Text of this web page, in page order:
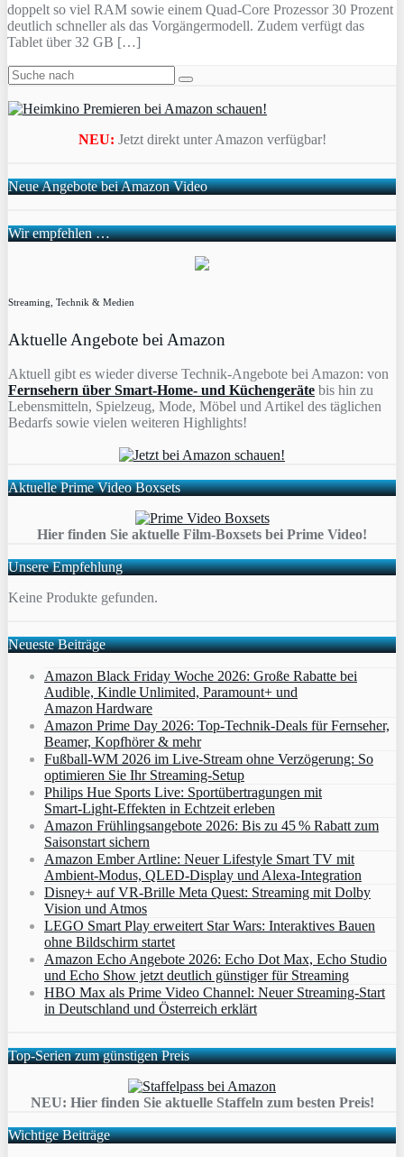
doppelt so viel RAM sowie einem Quad-Core Prozessor 30 Prozent
deutlich schneller als das Vorgängermodell. Zudem verfügt das
Tablet über 32 GB […]
NEU: Jetzt direkt unter Amazon verfügbar!
Neue Angebote bei Amazon Video
Wir empfehlen …
Streaming, Technik & Medien
Aktuelle Angebote bei Amazon
Aktuell gibt es wieder diverse Technik-Angebote bei Amazon: von
Fernsehern über Smart-Home- und Küchengeräte bis hin zu
Lebensmitteln, Spielzeug, Mode, Möbel und Artikel des täglichen
Bedarfs sowie vielen weiteren Highlights!
Aktuelle Prime Video Boxsets
Hier finden Sie aktuelle Film-Boxsets bei Prime Video!
Unsere Empfehlung
Keine Produkte gefunden.
Neueste Beiträge
Amazon Black Friday Woche 2026: Große Rabatte bei
Audible, Kindle Unlimited, Paramount+ und
Amazon Hardware
Amazon Prime Day 2026: Top-Technik-Deals für Fernseher,
Beamer, Kopfhörer & mehr
Fußball-WM 2026 im Live-Stream ohne Verzögerung: So
optimieren Sie Ihr Streaming-Setup
Philips Hue Sports Live: Sportübertragungen mit
Smart‑Light‑Effekten in Echtzeit erleben
Amazon Frühlingsangebote 2026: Bis zu 45 % Rabatt zum
Saisonstart sichern
Amazon Ember Artline: Neuer Lifestyle Smart TV mit
Ambient‑Modus, QLED‑Display und Alexa‑Integration
Disney+ auf VR-Brille Meta Quest: Streaming mit Dolby
Vision und Atmos
LEGO Smart Play erweitert Star Wars: Interaktives Bauen
ohne Bildschirm startet
Amazon Echo Angebote 2026: Echo Dot Max, Echo Studio
und Echo Show jetzt deutlich günstiger für Streaming
HBO Max als Prime Video Channel: Neuer Streaming‑Start
in Deutschland und Österreich erklärt
Top-Serien zum günstigen Preis
NEU: Hier finden Sie aktuelle Staffeln zum besten Preis!
Wichtige Beiträge